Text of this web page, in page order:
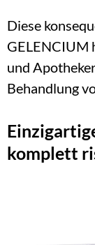
Diese
GELENCIUM
und
Behandlung
komplett